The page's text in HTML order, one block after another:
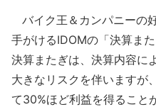
バイク王＆カンパニーの
手がけるIDOMの「決算ま
決算またぎは、決算内容に
大きなリスクを伴いますが
て30%ほど利益を得ること